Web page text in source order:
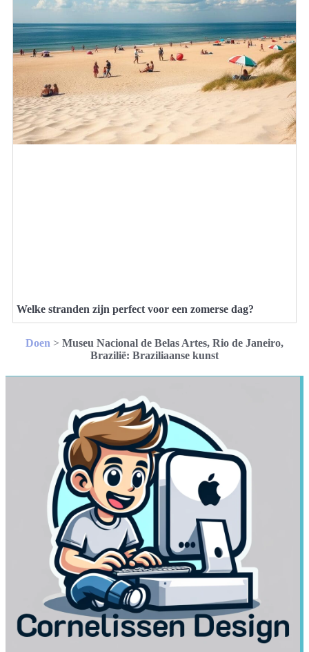
Welke stranden zijn perfect voor een zomerse dag?
Doen > Museu Nacional de Belas Artes, Rio de Janeiro,
Brazilië: Braziliaanse kunst